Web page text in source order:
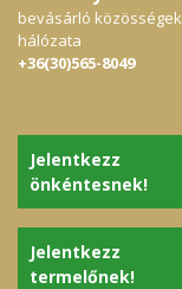
bevásárló közösségek
hálózata
+36(30)565-8049
Jelentkezz
önkéntesnek!
Jelentkezz
termelőnek!